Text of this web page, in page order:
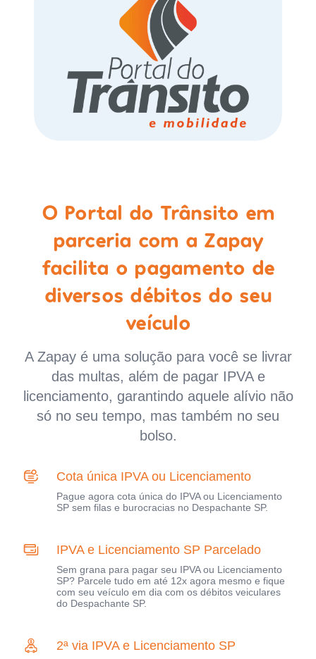
O Portal do Trânsito em
parceria com a Zapay
facilita o pagamento de
diversos débitos do seu
veículo
A Zapay é uma solução para você se livrar
das multas, além de pagar IPVA e
licenciamento, garantindo aquele alívio não
só no seu tempo, mas também no seu
bolso.
Cota única IPVA ou Licenciamento
Pague agora cota única do IPVA ou Licenciamento
SP sem filas e burocracias no Despachante SP.
IPVA e Licenciamento SP Parcelado
Sem grana para pagar seu IPVA ou Licenciamento
SP? Parcele tudo em até 12x agora mesmo e fique
com seu veículo em dia com os débitos veiculares
do Despachante SP.
2ª via IPVA e Licenciamento SP